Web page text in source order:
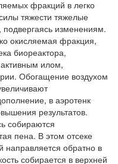
фракций в легко
тяжести тяжелые
изменениям.
окисляемая фракция,
биореактора,
илом,
Обогащение воздухом
в аэротенк
результатов.
собираются
пена. В этом отсеке
направляется обратно в
собирается в верхней